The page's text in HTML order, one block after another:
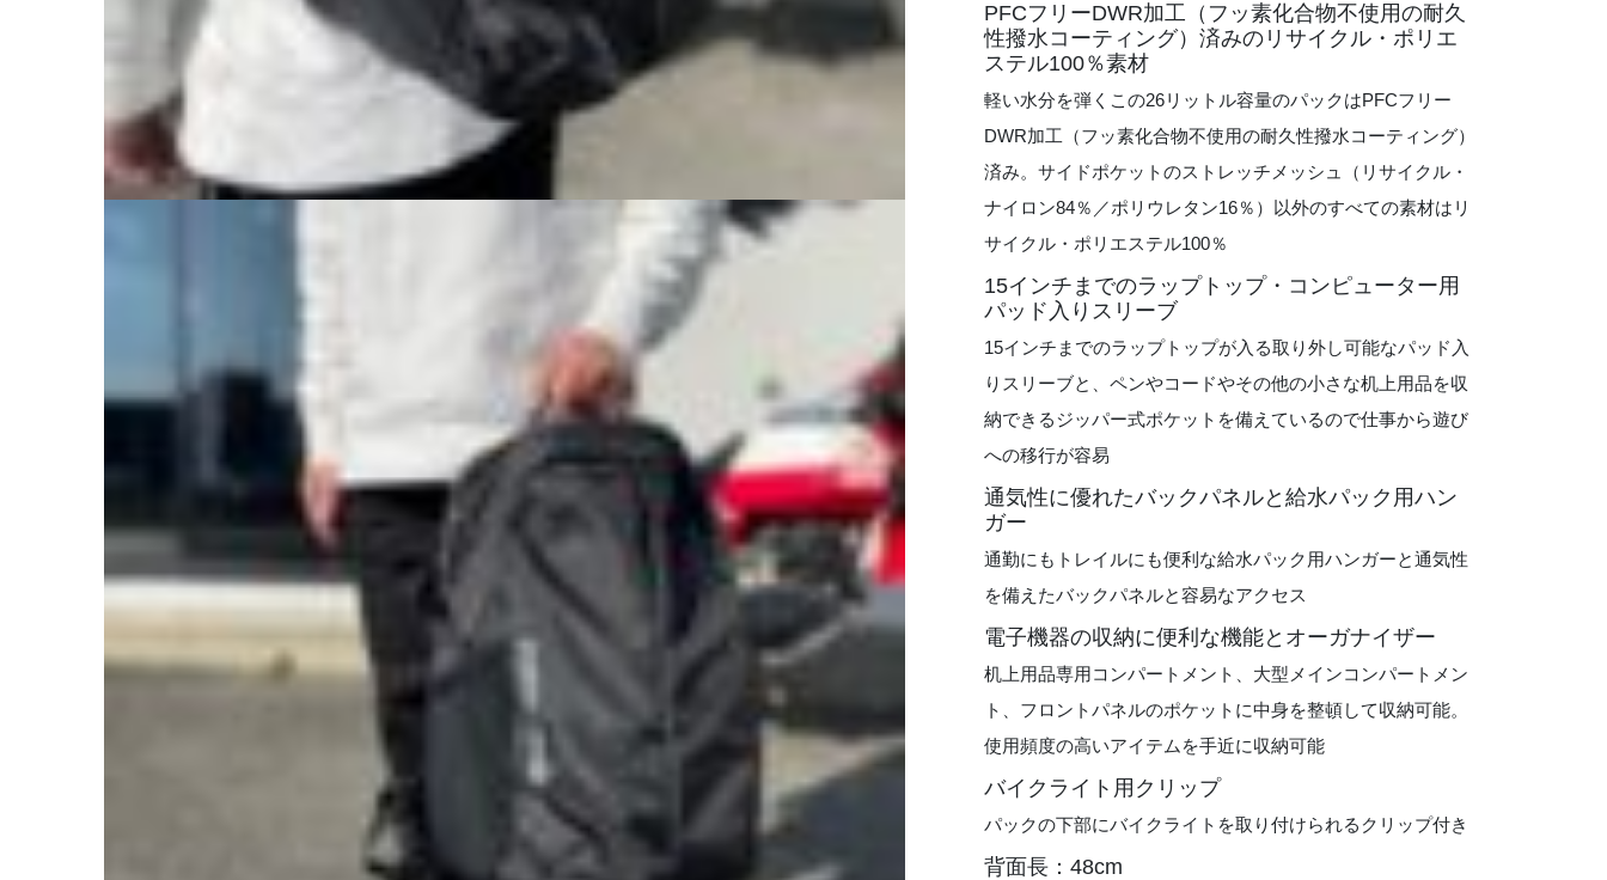
PFCフリーDWR加工（フッ素化合物不使用の耐久
性撥水コーティング）済みのリサイクル・ポリエ
ステル100％素材
軽い水分を弾くこの26リットル容量のパックはPFCフリー
DWR加工（フッ素化合物不使用の耐久性撥水コーティング）
済み。サイドポケットのストレッチメッシュ（リサイクル・
ナイロン84％／ポリウレタン16％）以外のすべての素材はリ
サイクル・ポリエステル100％
15インチまでのラップトップ・コンピューター用
パッド入りスリーブ
15インチまでのラップトップが入る取り外し可能なパッド入
りスリーブと、ペンやコードやその他の小さな机上用品を収
納できるジッパー式ポケットを備えているので仕事から遊び
への移行が容易
通気性に優れたバックパネルと給水パック用ハン
ガー
通勤にもトレイルにも便利な給水パック用ハンガーと通気性
を備えたバックパネルと容易なアクセス
電子機器の収納に便利な機能とオーガナイザー
机上用品専用コンパートメント、大型メインコンパートメン
ト、フロントパネルのポケットに中身を整頓して収納可能。
使用頻度の高いアイテムを手近に収納可能
バイクライト用クリップ
パックの下部にバイクライトを取り付けられるクリップ付き
背面長：48cm